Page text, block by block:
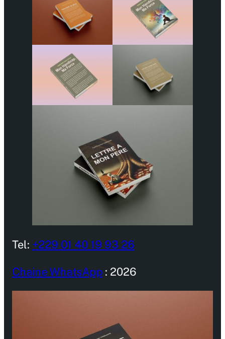
Tel: +229 01 40 19 93 26
Chaine WhatsApp : 2026